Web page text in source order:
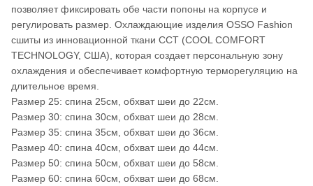
позволяет фиксировать обе части попоны на корпусе и
регулировать размер. Охлаждающие изделия OSSO Fashion
сшиты из инновационной ткани ССТ (COOL COMFORT
TECHNOLOGY, США), которая создает персональную зону
охлаждения и обеспечивает комфортную терморегуляцию на
длительное время.
Размер 25: спина 25см, обхват шеи до 22см.
Размер 30: спина 30см, обхват шеи до 28см.
Размер 35: спина 35см, обхват шеи до 36см.
Размер 40: спина 40см, обхват шеи до 44см.
Размер 50: спина 50см, обхват шеи до 58см.
Размер 60: спина 60см, обхват шеи до 68см.